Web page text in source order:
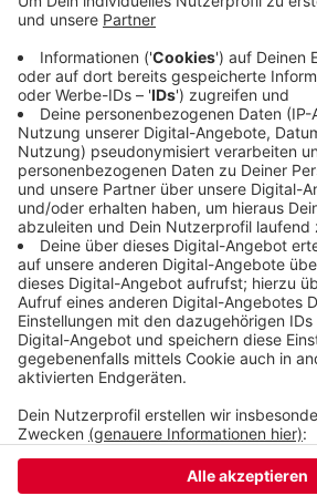
berichtet will der Investor Küpper
und umbauen und neue Gebäude
Außerdem ist ein Parkhaus am
geplant - dort wo heute der
ist.
Veröffentlicht:Freitag, 05.07.2019
Anzeige